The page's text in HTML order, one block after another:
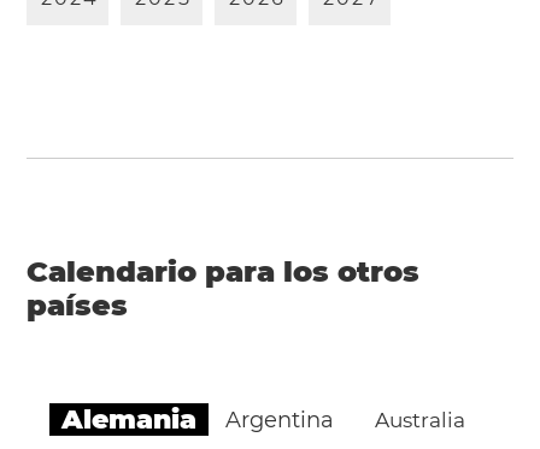
Calendario para los otros
países
Alemania Argentina Australia